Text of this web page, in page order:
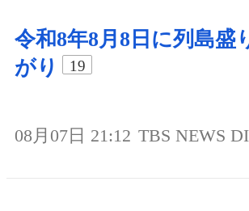
令和8年8月8日に列島盛
がり
19
08月07日 21:12 TBS NEWS